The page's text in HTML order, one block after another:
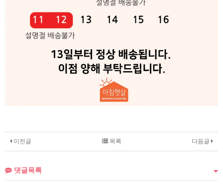
이전글 다음글
목록
댓글목록